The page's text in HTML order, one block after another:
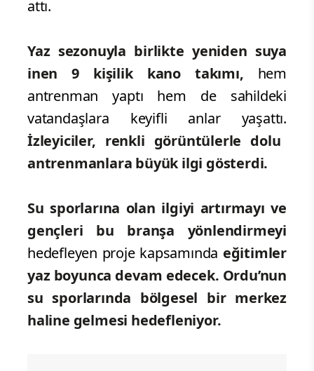
attı.
Yaz sezonuyla birlikte yeniden suya
inen 9 kişilik kano takımı, hem
antrenman yaptı hem de sahildeki
vatandaşlara keyifli anlar yaşattı.
İzleyiciler, renkli görüntülerle dolu
antrenmanlara büyük ilgi gösterdi.
Su sporlarına olan ilgiyi artırmayı ve
gençleri bu branşa yönlendirmeyi
hedefleyen proje kapsamında eğitimler
yaz boyunca devam edecek. Ordu’nun
su sporlarında bölgesel bir merkez
haline gelmesi hedefleniyor.